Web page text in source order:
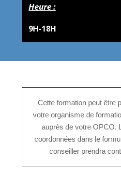
Heure :
9H-18H
Cette formation peut être
votre organisme de
auprès de votre OPCO.
coordonnées dans le
conseiller prendra